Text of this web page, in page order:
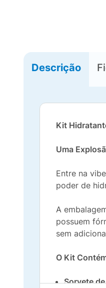
Descrição
Kit
Uma
Entre na
poder de
A
possuem
sem
O Kit
Sorvete